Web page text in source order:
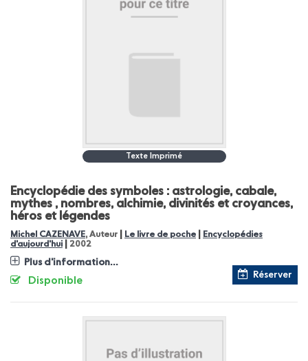
Texte Imprimé
Encyclopédie des symboles : astrologie, cabale,
mythes , nombres, alchimie, divinités et croyances,
héros et légendes
Michel CAZENAVE, Auteur Le livre de poche
Encyclopédies
d'aujourd'hui
2002
Plus d'information...
Réserver
Disponible